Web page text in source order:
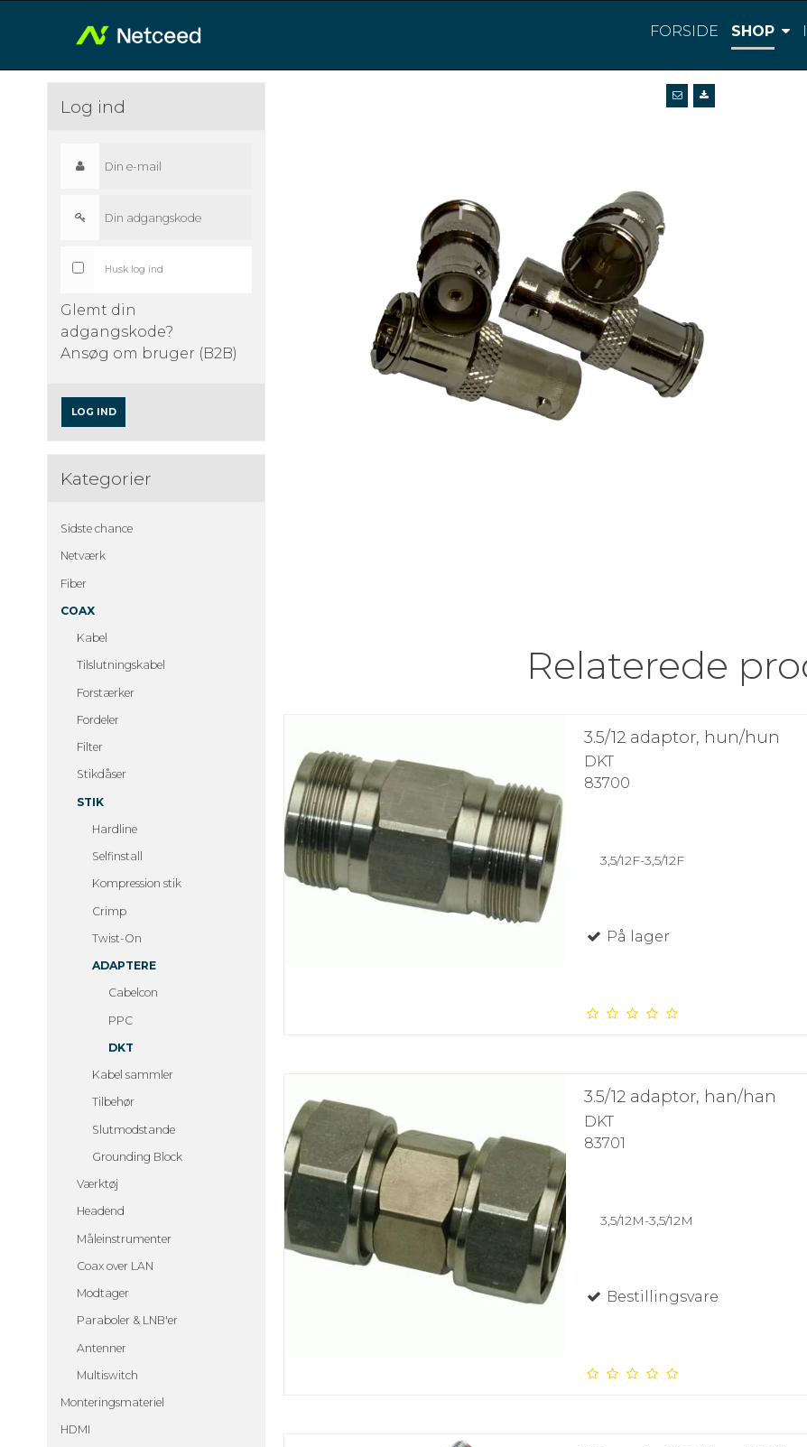
FORSIDE SHOP
Log ind
Husk log ind
Glemt din
adgangskode?
Ansøg om bruger (B2B)
LOG IND
Kategorier
Sidste chance
Netværk
Fiber
COAX
Kabel
Tilslutningskabel
Forstærker
Fordeler
Filter
Stikdåser
STIK
Hardline
Selfinstall
Kompression stik
Crimp
Twist-On
ADAPTERE
Cabelcon
PPC
DKT
Kabel sammler
Tilbehør
Slutmodstande
Grounding Block
Værktøj
Headend
Måleinstrumenter
Coax over LAN
Modtager
Paraboler & LNB'er
Antenner
Multiswitch
Monteringsmateriel
HDMI
Relaterede
3.5/12 adaptor, hun/hun
DKT
83700
3,5/12F-3,5/12F
På lager
3.5/12 adaptor, han/han
DKT
83701
3,5/12M-3,5/12M
Bestillingsvare